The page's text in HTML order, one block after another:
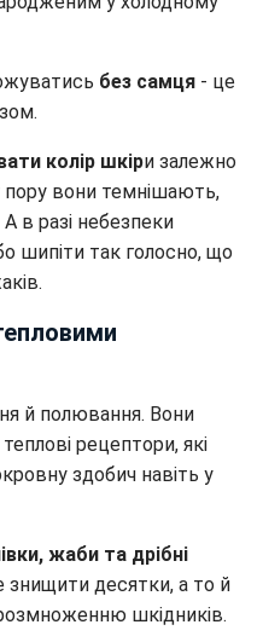
без самця - це
колір шкіри залежно
пору вони темнішають,
в разі небезпеки
шипіти так голосно, що
й полювання. Вони
рецептори, які
здобич навіть у
жаби та дрібні
знищити десятки, а то й
розмноженню шкідників.